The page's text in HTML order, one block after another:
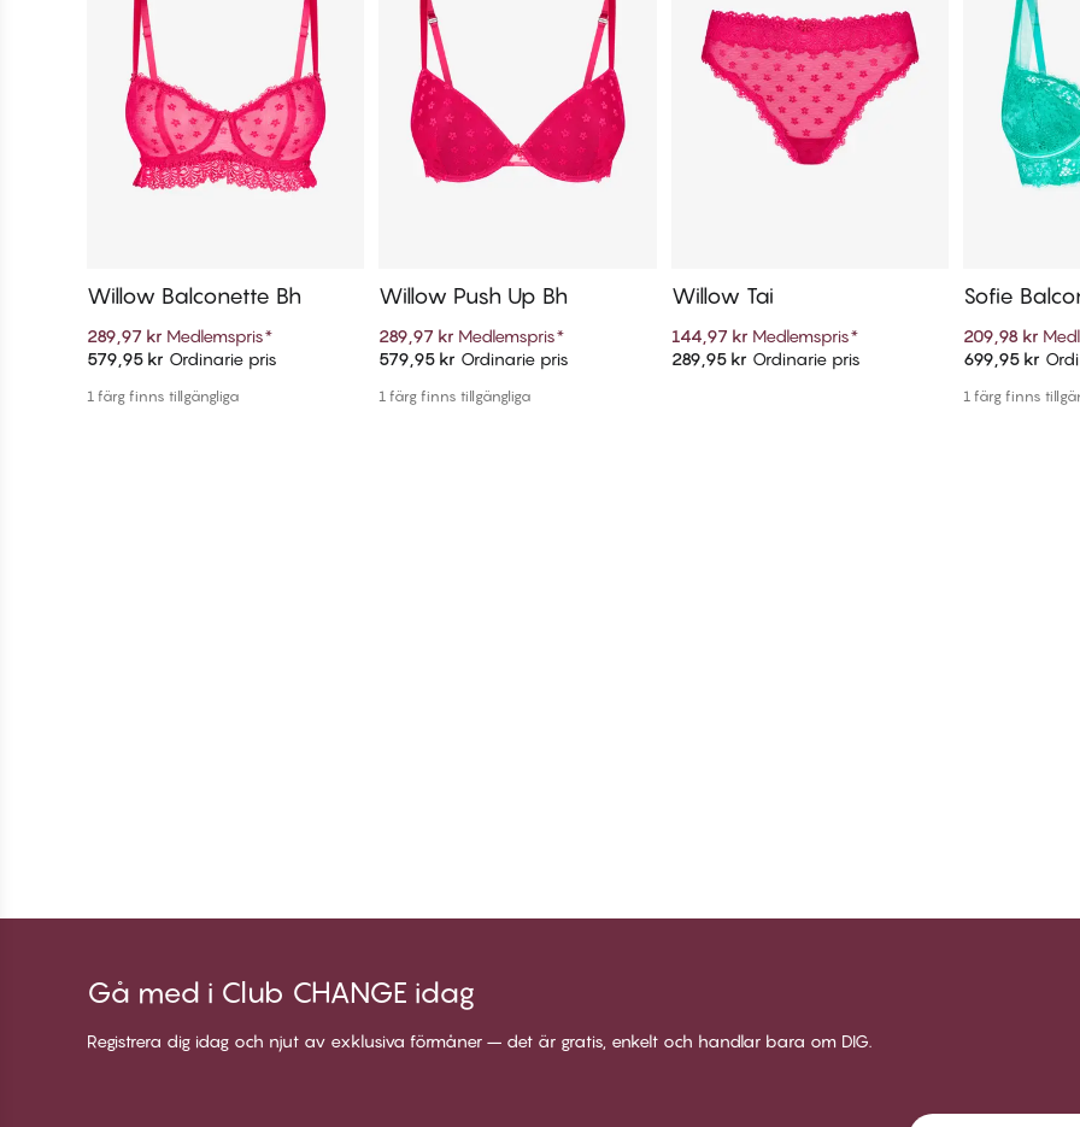
Lägg till i varukorg
Willow Balconette Bh
289,97 kr Medlemspris*
579,95 kr Ordinarie pris
1 färg finns tillgängliga
Lägg till i varukorg
Willow Push Up Bh
289,97 kr Medlemspris*
579,95 kr Ordinarie pris
1 färg finns tillgängliga
Lägg till i varukorg
Willow Tai
144,97 kr Medlemspris*
289,95 kr Ordinarie pris
Sofie
209,98 kr
699,95 kr
1 färg finns
Gå med i Club CHANGE idag
Registrera dig idag och njut av exklusiva förmåner – det är gratis, enkelt och handlar bara om DIG.